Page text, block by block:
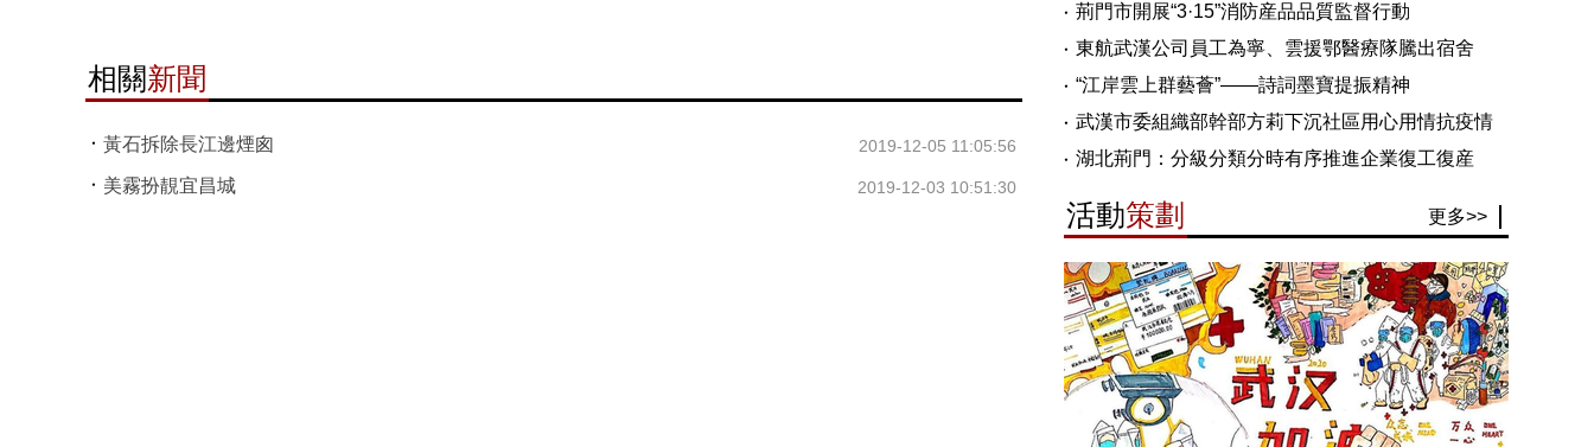
相關新聞
黃石拆除長江邊煙囪 2019-12-05 11:05:56
美霧扮靚宜昌城 2019-12-03 10:51:30
荊門市開展“3·15”消防産品品質監督行動
東航武漢公司員工為寧、雲援鄂醫療隊騰出宿舍
“江岸雲上群藝薈”——詩詞墨寶提振精神
武漢市委組織部幹部方莉下沉社區用心用情抗疫情
湖北荊門：分級分類分時有序推進企業復工復産
活動策劃 更多>>